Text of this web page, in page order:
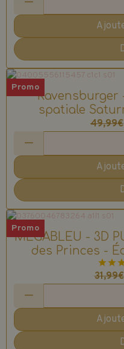
Promo
Ravensburger
spatiale
49,99€
Promo
MEGABLEU - 3D
des Princes -
31,99€